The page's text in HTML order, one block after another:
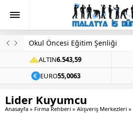
Okul Öncesi Eğitim Şenliği
ALTIN6.543,59
EURO55,0063
Lider Kuyumcu
Anasayfa » Firma Rehberi » Alışveriş Merkezleri »